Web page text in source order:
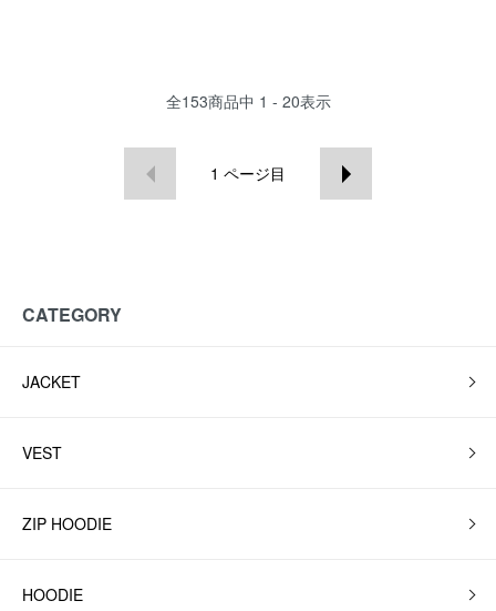
全153商品中 1 - 20表示
1 ページ目
CATEGORY
JACKET
VEST
ZIP HOODIE
HOODIE